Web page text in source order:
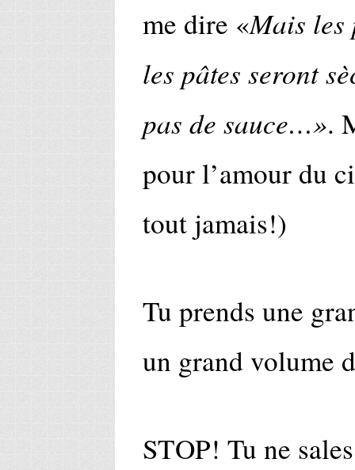
me dire «Mais
les pâtes seront
pas de sauce…».
pour l’amour du
tout jamais!)
Tu prends une
un grand volume
STOP! Tu ne